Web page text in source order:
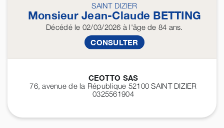
SAINT DIZIER
Monsieur Jean-Claude BETTING
Décédéle 02/03/2026 à l'âge de 84 ans.
CONSULTER
CEOTTO SAS
76, avenue de la République 52100SAINT DIZIER
0325561904